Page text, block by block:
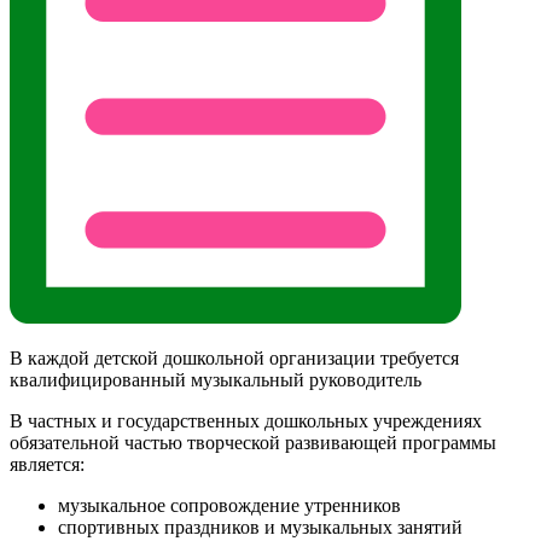
В каждой детской дошкольной организации требуется
квалифицированный музыкальный руководитель
В частных и государственных дошкольных учреждениях
обязательной частью творческой развивающей программы
является:
музыкальное сопровождение утренников
спортивных праздников и музыкальных занятий